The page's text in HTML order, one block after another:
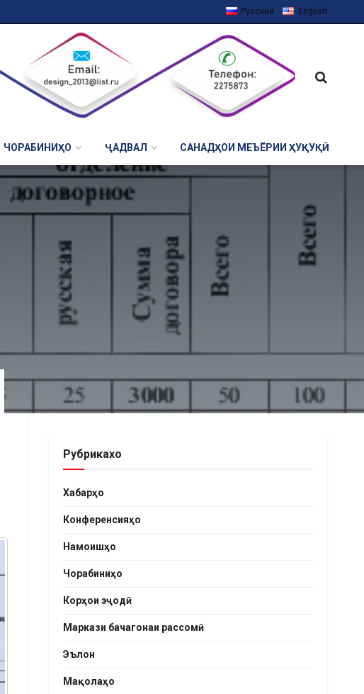
Русский English
ЧОРАБИНИҲО ҶАДВАЛ САНАДҲОИ МЕЪЁРИИ ҲУҚУҚӢ
Рубрикахо
Хабарҳо
Конференсияҳо
Намоишҳо
Чорабиниҳо
Корҳои эҷодӣ
Маркази бачагонаи рассомӣ
Эълон
Мақолаҳо